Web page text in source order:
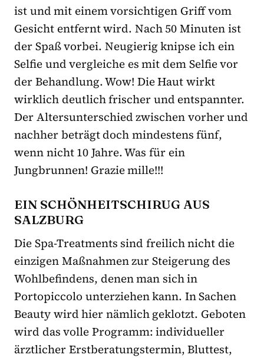
ist und mit einem vorsichtigen Griff vom
Gesicht entfernt wird. Nach 50 Minuten ist
der Spaß vorbei. Neugierig knipse ich ein
Selfie und vergleiche es mit dem Selfie vor
der Behandlung. Wow! Die Haut wirkt
wirklich deutlich frischer und entspannter.
Der Altersunterschied zwischen vorher und
nachher beträgt doch mindestens fünf,
wenn nicht 10 Jahre. Was für ein
Jungbrunnen! Grazie mille!!!
EIN SCHÖNHEITSCHIRUG AUS
SALZBURG
Die Spa-Treatments sind freilich nicht die
einzigen Maßnahmen zur Steigerung des
Wohlbefindens, denen man sich in
Portopiccolo unterziehen kann. In Sachen
Beauty wird hier nämlich geklotzt. Geboten
wird das volle Programm: individueller
ärztlicher Erstberatungstermin, Bluttest,